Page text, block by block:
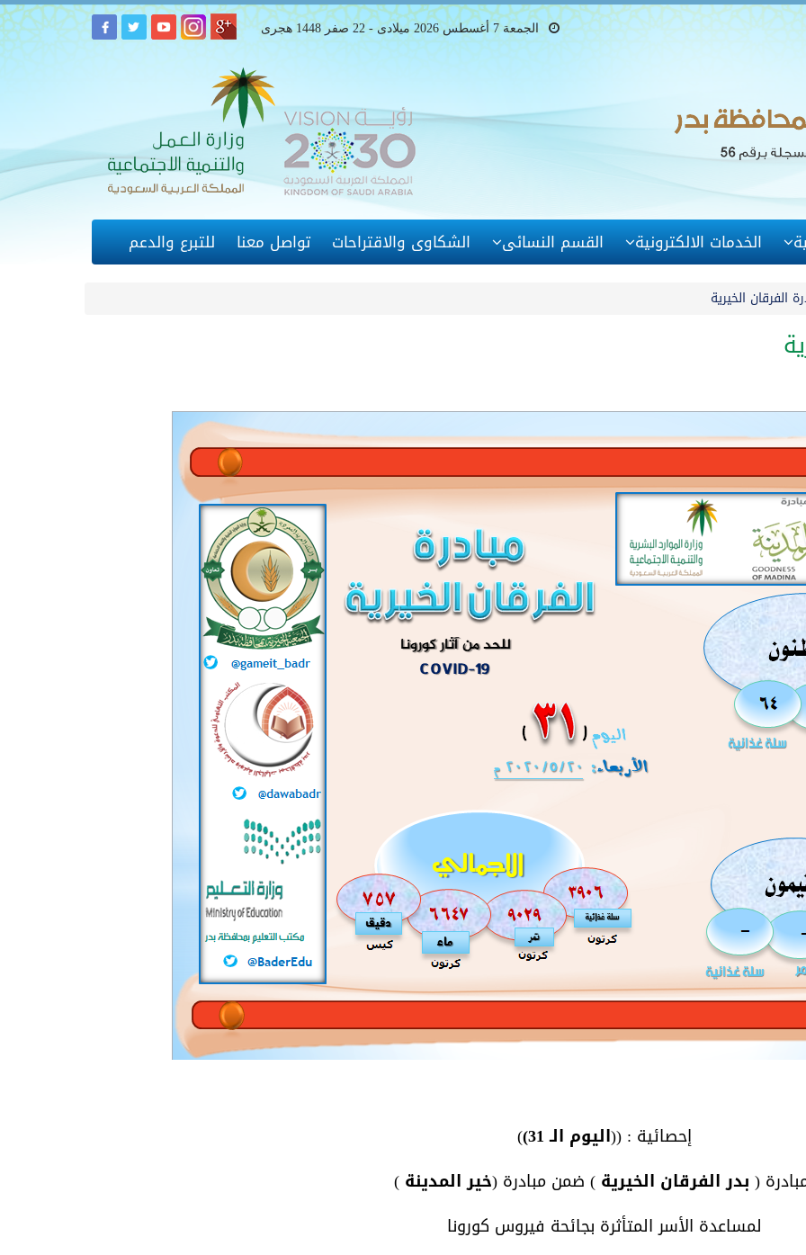
الجمعة 7 أغسطس 2026 ميلادى - 22 صفر 1448 هجرى
الخدمات الالكترونية القسم النسائى الشكاوى والاقتراحات تواصل معنا للتبرع والدعم
إحصائية : ((اليوم الـ 31)
)
( بدر الفرقان الخيرية ) ضمن مبادرة (خير المدينة )
لمساعدة الأسر المتأثرة بجائحة فيروس كورونا